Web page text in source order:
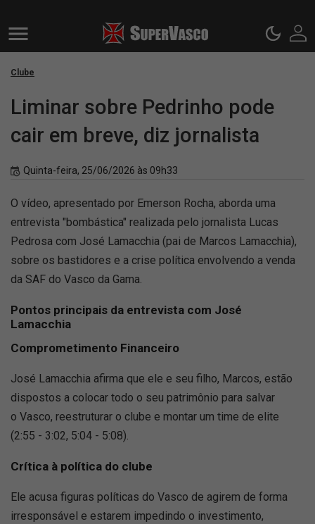
Clube
Liminar sobre Pedrinho pode
cair em breve, diz jornalista
Quinta-feira, 25/06/2026 às 09h33
O vídeo, apresentado por Emerson Rocha, aborda uma
entrevista "bombástica" realizada pelo jornalista Lucas
Pedrosa com José Lamacchia (pai de Marcos Lamacchia),
sobre os bastidores e a crise política envolvendo a venda
da SAF do Vasco da Gama.
Pontos principais da entrevista com José
Lamacchia
Comprometimento Financeiro
José Lamacchia afirma que ele e seu filho, Marcos, estão
dispostos a colocar todo o seu patrimônio para salvar
o Vasco, reestruturar o clube e montar um time de elite
(2:55 - 3:02, 5:04 - 5:08).
Crítica à política do clube
Ele acusa figuras políticas do Vasco de agirem de forma
irresponsável e estarem impedindo o investimento,